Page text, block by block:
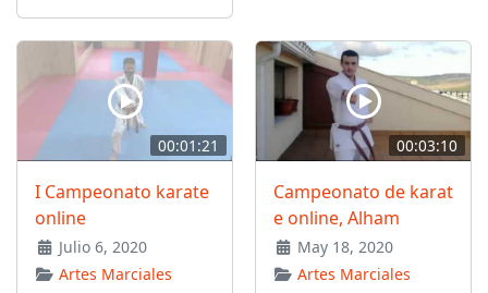
00:01:21
I Campeonato karate
online
Julio 6, 2020
Artes Marciales
00:03:10
Campeonato de karat
e online, Alham
May 18, 2020
Artes Marciales